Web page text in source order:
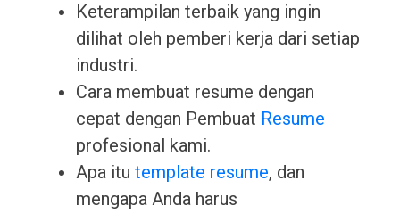
Keterampilan terbaik yang ingin
dilihat oleh pemberi kerja dari setiap
industri.
Cara membuat resume dengan
cepat dengan Pembuat Resume
profesional kami.
Apa itu template resume, dan
mengapa Anda harus